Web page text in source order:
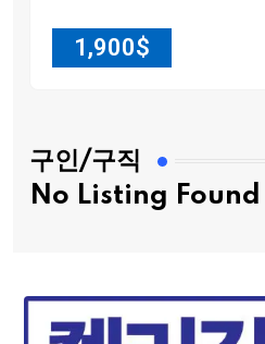
1,900$
구인/구직
No Listing Found